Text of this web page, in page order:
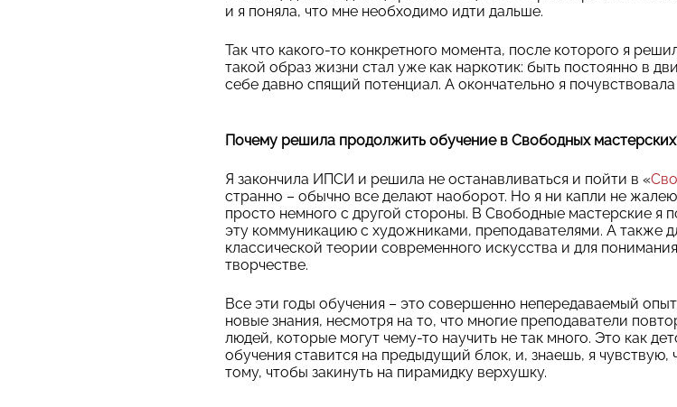
и я поняла, что мне необходимо идти дальше.
Так что какого-то конкретного момента, после которого я
такой образ жизни стал уже как наркотик: быть постоянно в
себе давно спящий потенциал. А окончательно я
Почему решила продолжить обучение в Свободных мастерских
Я закончила ИПСИ и решила не останавливаться и пойти в «
странно – обычно все делают наоборот. Но я ни капли не
просто немного с другой стороны. В Свободные мастерские я
эту коммуникацию с художниками, преподавателями. А также
классической теории современного искусства и для
творчестве.
Все эти годы обучения – это совершенно непередаваемый
новые знания, несмотря на то, что многие преподаватели
людей, которые могут чему-то научить не так много. Это как
обучения ставится на предыдущий блок, и, знаешь, я
тому, чтобы закинуть на пирамидку верхушку.